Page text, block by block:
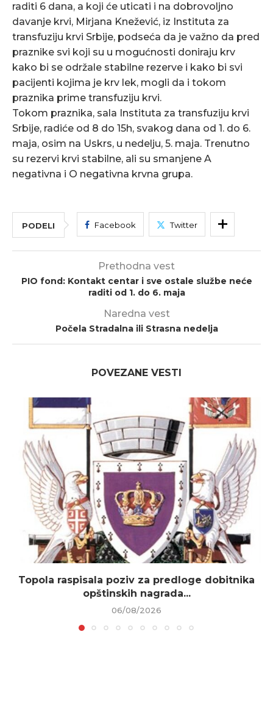
raditi 6 dana, a koji će uticati i na dobrovoljno
davanje krvi, Mirjana Knežević, iz Instituta za
transfuziju krvi Srbije, podseća da je važno da pred
praznike svi koji su u mogućnosti doniraju krv
kako bi se održale stabilne rezerve i kako bi svi
pacijenti kojima je krv lek, mogli da i tokom
praznika prime transfuziju krvi.
Tokom praznika, sala Instituta za transfuziju krvi
Srbije, radiće od 8 do 15h, svakog dana od 1. do 6.
maja, osim na Uskrs, u nedelju, 5. maja. Trenutno
su rezervi krvi stabilne, ali su smanjene A
negativna i O negativna krvna grupa.
PODELI Facebook Twitter
Prethodna vest
PIO fond: Kontakt centar i sve ostale službe neće
raditi od 1. do 6. maja
Naredna vest
Počela Stradalna ili Strasna nedelja
POVEZANE VESTI
Topola raspisala poziv za predloge dobitnika
opštinskih nagrada...
06/08/2026